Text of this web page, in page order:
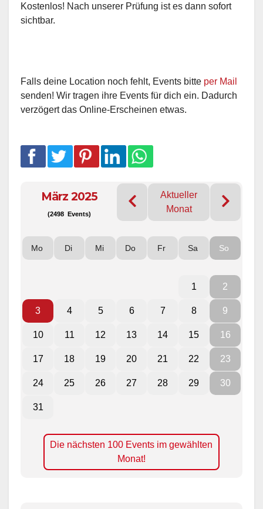
Kostenlos! Nach unserer Prüfung ist es dann sofort
sichtbar.
Falls deine Location noch fehlt, Events bitte per Mail
senden! Wir tragen ihre Events für dich ein. Dadurch
verzögert das Online-Erscheinen etwas.
März 2025
(2498 Events)
Aktueller
Monat
Mo Di Mi Do Fr Sa So
1 2
3 4 5 6 7 8 9
10 11 12 13 14 15 16
17 18 19 20 21 22 23
24 25 26 27 28 29 30
31
Die nächsten 100 Events im gewählten
Monat!